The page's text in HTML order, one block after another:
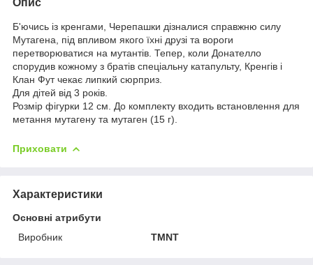
Б'ючись із кренгами, Черепашки дізналися справжню силу
Мутагена, під впливом якого їхні друзі та вороги
перетворюватися на мутантів. Тепер, коли Донателло
спорудив кожному з братів спеціальну катапульту, Кренгів і
Клан Фут чекає липкий сюрприз.
Для дітей від 3 років.
Розмір фігурки 12 см. До комплекту входить встановлення для
метання мутагену та мутаген (15 г).
Приховати
Характеристики
Основні атрибути
Виробник
TMNT